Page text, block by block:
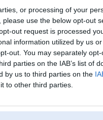
or processing of your
use the below opt-out
out request is processed
information utilized by us
out. You may separately
parties on the IAB’s list of
by us to third parties on the
to other third parties.
soikeosenet
forumā